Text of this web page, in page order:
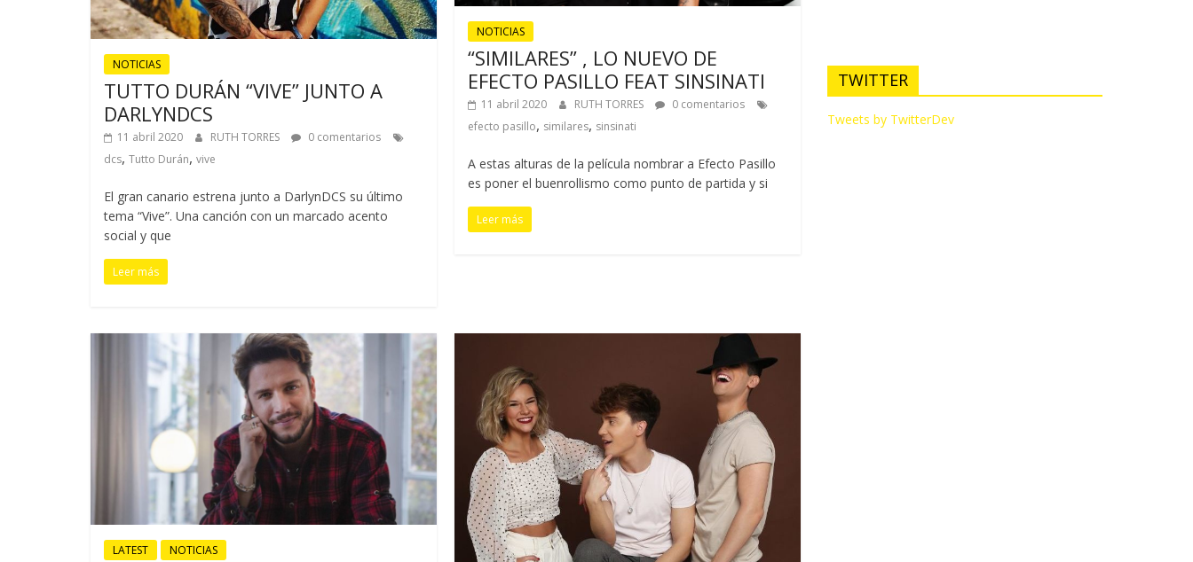
NOTICIAS
TUTTO DURÁN “VIVE” JUNTO A
DARLYNDCS
11 abril 2020 RUTH TORRES
0 comentarios
dcs, Tutto Durán, vive
El gran canario estrena junto a DarlynDCS su último
tema “Vive”. Una canción con un marcado acento
social y que
Leer más
NOTICIAS
“SIMILARES” , LO NUEVO DE
EFECTO PASILLO FEAT SINSINATI
11 abril 2020 RUTH TORRES
0 comentarios
efecto pasillo, similares, sinsinati
A estas alturas de la película nombrar a Efecto Pasillo
es poner el buenrollismo como punto de partida y si
Leer más
LATEST NOTICIAS
TWITTER
Tweets by TwitterDev